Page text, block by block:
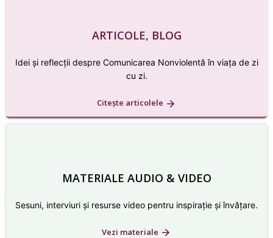
ARTICOLE, BLOG
Idei și reflecții despre Comunicarea Nonviolentă în viața de zi
cu zi.
Citește articolele
MATERIALE AUDIO & VIDEO
Sesuni, interviuri și resurse video pentru inspirație și învățare.
Vezi materiale